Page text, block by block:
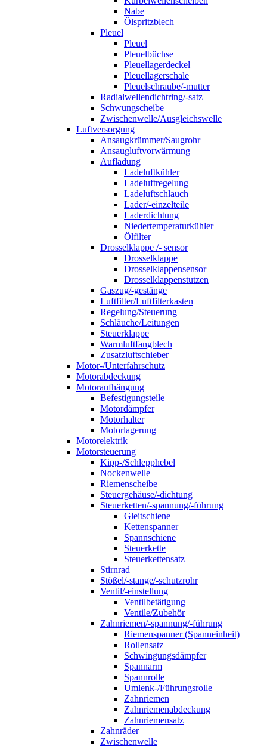
Nabe
Ölspritzblech
Pleuel
Pleuel
Pleuelbüchse
Pleuellagerdeckel
Pleuellagerschale
Pleuelschraube/-mutter
Radialwellendichtring/-satz
Schwungscheibe
Zwischenwelle/Ausgleichswelle
Luftversorgung
Ansaugkrümmer/Saugrohr
Ansaugluftvorwärmung
Aufladung
Ladeluftkühler
Ladeluftregelung
Ladeluftschlauch
Lader/-einzelteile
Laderdichtung
Niedertemperaturkühler
Ölfilter
Drosselklappe /- sensor
Drosselklappe
Drosselklappensensor
Drosselklappenstutzen
Gaszug/-gestänge
Luftfilter/Luftfilterkasten
Regelung/Steuerung
Schläuche/Leitungen
Steuerklappe
Warmluftfangblech
Zusatzluftschieber
Motor-/Unterfahrschutz
Motorabdeckung
Motoraufhängung
Befestigungsteile
Motordämpfer
Motorhalter
Motorlagerung
Motorelektrik
Motorsteuerung
Kipp-/Schlepphebel
Nockenwelle
Riemenscheibe
Steuergehäuse/-dichtung
Steuerketten/-spannung/-führung
Gleitschiene
Kettenspanner
Spannschiene
Steuerkette
Steuerkettensatz
Stirnrad
Stößel/-stange/-schutzrohr
Ventil/-einstellung
Ventilbetätigung
Ventile/Zubehör
Zahnriemen/-spannung/-führung
Riemenspanner (Spanneinheit)
Rollensatz
Schwingungsdämpfer
Spannarm
Spannrolle
Umlenk-/Führungsrolle
Zahnriemen
Zahnriemenabdeckung
Zahnriemensatz
Zahnräder
Zwischenwelle